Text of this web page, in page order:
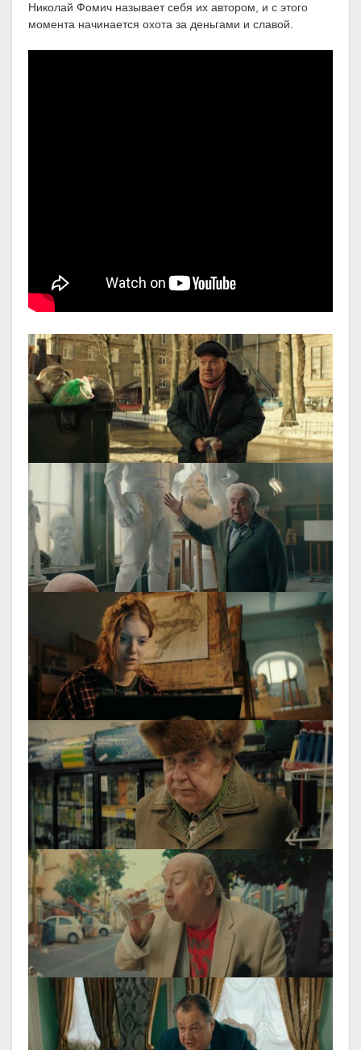
Николай Фомич называет себя их автором, и с этого
момента начинается охота за деньгами и славой.